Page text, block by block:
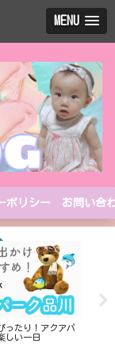
MENU
ポリシー お問い合
ったり！アクアパ
しい一日